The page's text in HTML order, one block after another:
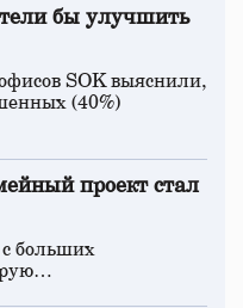
бы улучшить
SOK выяснили,
(40%)
проект стал
с больших